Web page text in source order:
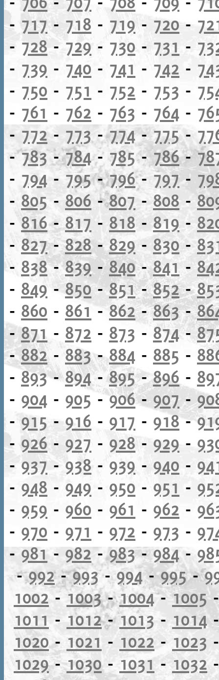
-717- 718 - 719 - 720 -
- 728- 729 - 730 - 731 -
- 739 - 740 - 741 - 742 -
- 750 - 751 - 752 - 753 -
- 761 - 762 - 763 - 764 -
- 772 - 773 -774-775-
-783-784- 785-786-
- 794 - 795-796- 797-
- 805- 806 -807-808 -
-816-817 - 818- 819 -
- 827-828- 829- 830 -
- 838-839-840-841-
- 849 -850-851-852-
- 860 - 861-862-863-
-871 - 872 - 873 - 874-
-882 -883-884 - 885 -
- 893-894-895-896 -
- 904 - 905 -906- 907-
-915 - 916 - 917 - 918-
-926- 927 - 928- 929 -
- 937-938 - 939 - 940 -
- 948 - 949 - 950 - 951 -
- 959 - 960 - 961 - 962 -
- 970 - 971 - 972 - 973 -
-981-982-983-984-
-992-993-994-995-
1002 -1003-1004-1005
1011 - 1012-1013- 1014
1020- 1021 - 1022 - 1023
1029-1030-1031 -1032